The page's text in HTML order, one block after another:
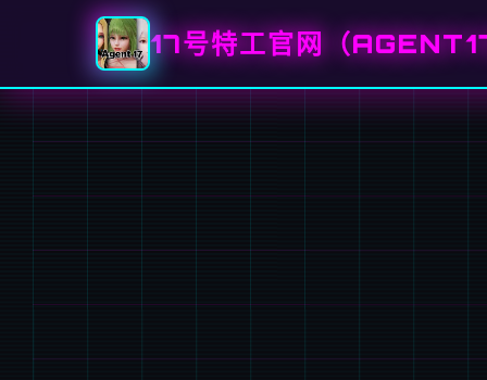
17号特工官网（